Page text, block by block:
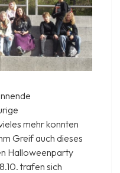
mehr konnten
Greif auch dieses
Halloweenparty
trafen sich